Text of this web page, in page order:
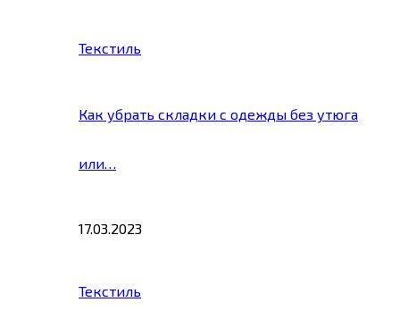
Текстиль
Как убрать складки с одежды без утюга
или…
17.03.2023
Текстиль